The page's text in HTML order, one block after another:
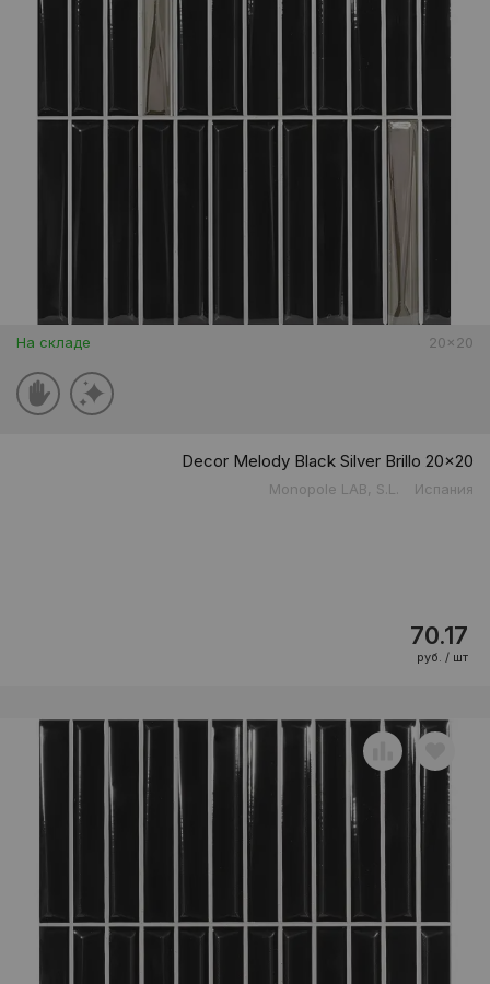
На складе 20x20
Decor Melody Black Silver Brillo 20x20
Monopole LAB, S.L. Испания
70.17
руб. / шт